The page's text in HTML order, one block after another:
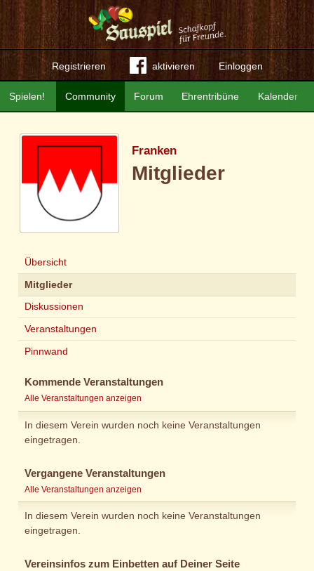
Registrieren aktivieren Einloggen
Community Forum Ehrentribüne Kalender
Spielen!
Franken
Mitglieder
Übersicht
Mitglieder
Diskussionen
Veranstaltungen
Pinnwand
Kommende Veranstaltungen
Alle Veranstaltungen anzeigen
In diesem Verein wurden noch keine Veranstaltungen
eingetragen.
Vergangene Veranstaltungen
Alle Veranstaltungen anzeigen
In diesem Verein wurden noch keine Veranstaltungen
eingetragen.
Vereinsinfos zum Einbetten auf Deiner Seite